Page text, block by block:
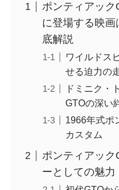
ポンティアック
に登場する映
底解説
ワイルドス
せる迫力の
ドミニク・
GTOの深い
1966年式ポ
カスタム
ポンティアック
ーとしての魅力